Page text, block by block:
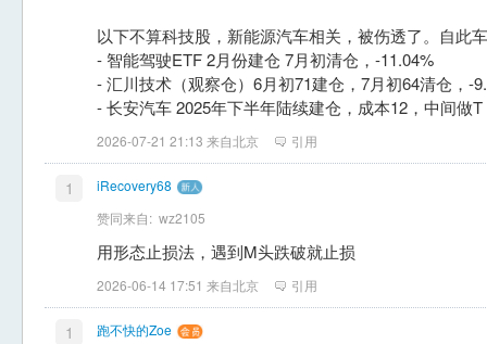
以下不算科技股，新能源汽车相关，被伤透了。自此
- 智能驾驶ETF 2月份建仓 7月初清仓，-11.04%
- 汇川技术（观察仓）6月初71建仓，7月初64清仓，-
- 长安汽车 2025年下半年陆续建仓，成本12，中间做
2026-07-21 21:13 来自北京 引用
1
iRecovery68
赞同来自: wz2105
用形态止损法，遇到M头跌破就止损
2026-06-14 17:51 来自北京 引用
1
跑不快的Zoe